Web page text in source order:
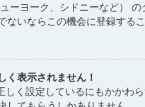
ーヨーク、シドニーなど）
いならこの機会に登録する
く表示されません！
く設定しているにもかかわ